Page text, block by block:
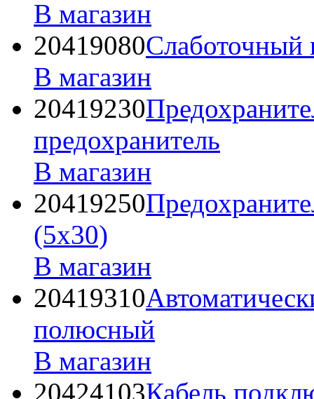
В магазин
20419080Слаботочный
В магазин
20419230
предохранитель
В магазин
20419250
(5х30)
В магазин
20419310
полюсный
В магазин
20424103Кабель